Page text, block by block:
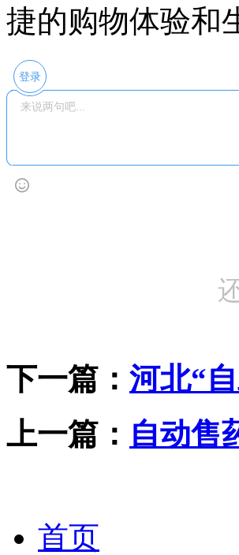
捷的购物体验和
登录
下一篇： 河北“
上一篇： 自动售
首页